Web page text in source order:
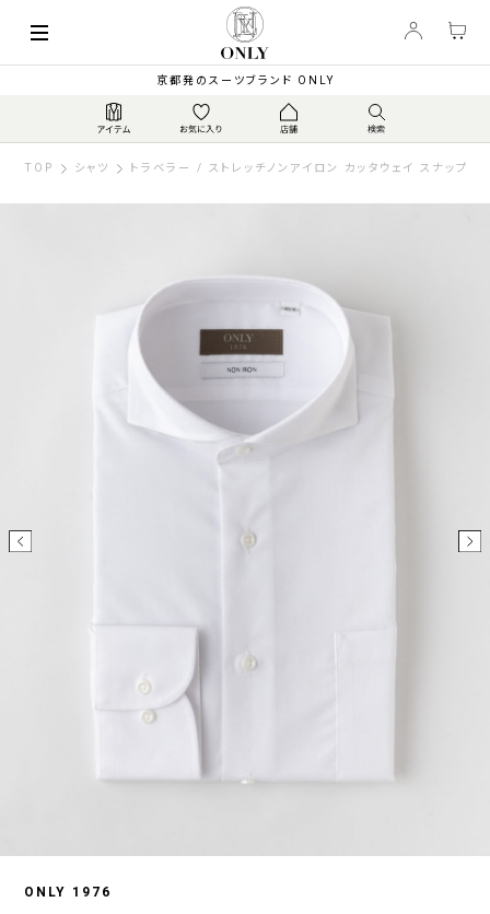
京都発のスーツブランド ONLY
TOP シャツ トラベラー / ストレッチノンアイロン カッタウェイ スナップボ
ONLY 1976